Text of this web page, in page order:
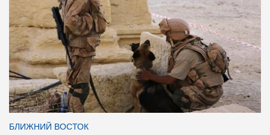
БЛИЖНИЙ ВОСТОК